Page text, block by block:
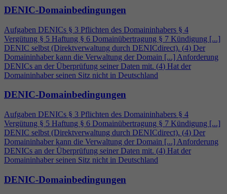
DENIC-Domainbedingungen
Aufgaben DENICs § 3 Pflichten des Domaininhabers § 4
Vergütung § 5 Haftung § 6 Domainübertragung § 7 Kündigung [...]
DENIC selbst (Direktverwaltung durch DENICdirect). (4) Der
Domaininhaber kann die Verwaltung der Domain [...] Anforderung
DENICs an der Überprüfung seiner Daten mit. (4) Hat der
Domaininhaber seinen Sitz nicht in Deutschland
DENIC-Domainbedingungen
Aufgaben DENICs § 3 Pflichten des Domaininhabers § 4
Vergütung § 5 Haftung § 6 Domainübertragung § 7 Kündigung [...]
DENIC selbst (Direktverwaltung durch DENICdirect). (4) Der
Domaininhaber kann die Verwaltung der Domain [...] Anforderung
DENICs an der Überprüfung seiner Daten mit. (4) Hat der
Domaininhaber seinen Sitz nicht in Deutschland
DENIC-Domainbedingungen